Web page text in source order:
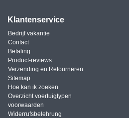
Klantenservice
Bedrijf vakantie
Contact
Betaling
Product-reviews
Verzending en Retourneren
Sitemap
Hoe kan ik zoeken
Overzicht voertuigtypen
voorwaarden
Widerrufsbelehrung